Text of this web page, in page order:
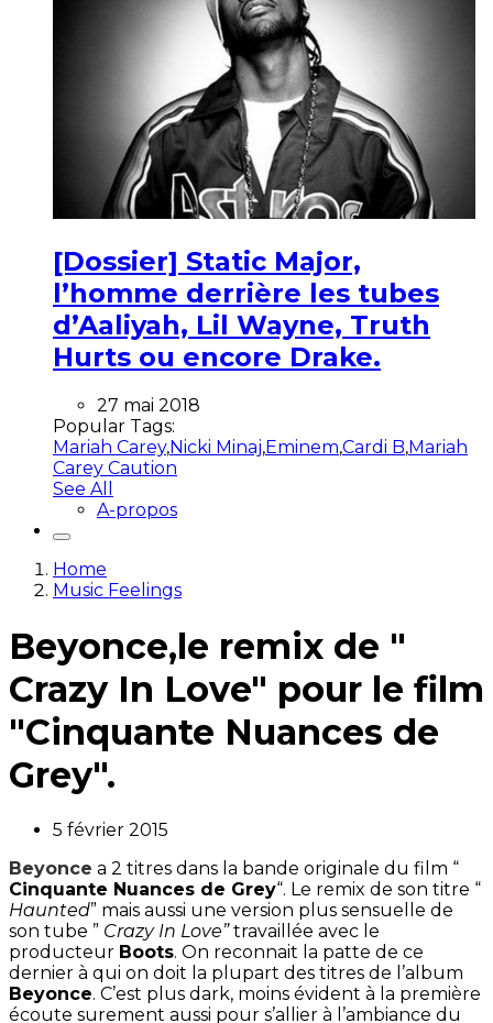
[Dossier] Static Major,
l’homme derrière les tubes
d’Aaliyah, Lil Wayne, Truth
Hurts ou encore Drake.
27 mai 2018
Popular Tags:
Mariah Carey,Nicki Minaj,Eminem,Cardi B,Mariah
Carey Caution
See All
A-propos
Home
Music Feelings
Beyonce,le remix de "
Crazy In Love" pour le film
"Cinquante Nuances de
Grey".
5 février 2015
Beyonce a 2 titres dans la bande originale du film “
Cinquante Nuances de Grey“. Le remix de son titre “
Haunted” mais aussi une version plus sensuelle de
son tube ” Crazy In Love”travaillée avec le
producteur Boots. On reconnait la patte de ce
dernier à qui on doit la plupart des titres de l’album
Beyonce. C’est plus dark, moins évident à la première
écoute surement aussi pour s’allier à l’ambiance du